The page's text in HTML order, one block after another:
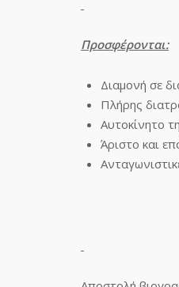
Προσφέρονται:
Διαμονή σε
Πλήρης
Αυτοκίνητο
Άριστο και